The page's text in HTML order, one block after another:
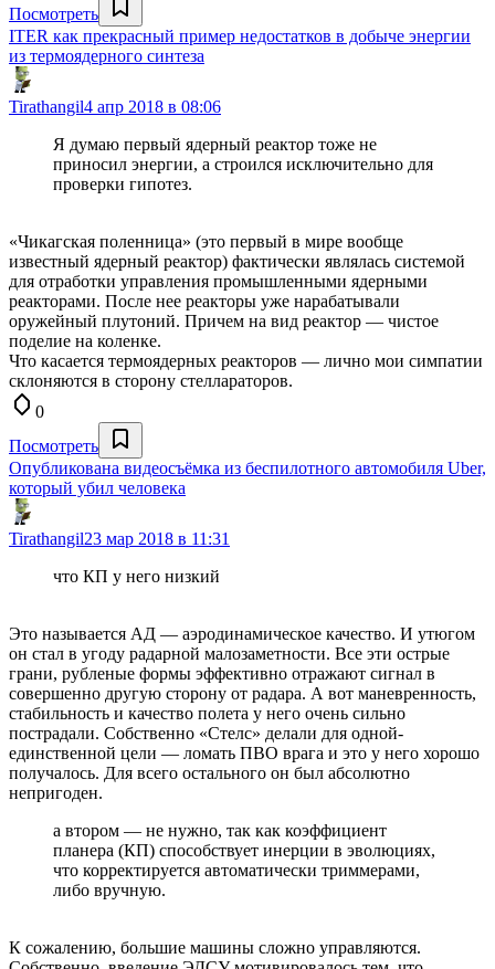
Посмотреть
ITER как прекрасный пример недостатков в добыче энергии
из термоядерного синтеза
Tirathangil4 апр 2018 в 08:06
Я думаю первый ядерный реактор тоже не
приносил энергии, а строился исключительно для
проверки гипотез.
«Чикагская поленница» (это первый в мире вообще
известный ядерный реактор) фактически являлась системой
для отработки управления промышленными ядерными
реакторами. После нее реакторы уже нарабатывали
оружейный плутоний. Причем на вид реактор — чистое
поделие на коленке.
Что касается термоядерных реакторов — лично мои симпатии
склоняются в сторону стеллараторов.
0
Посмотреть
Опубликована видеосъёмка из беспилотного автомобиля Uber,
который убил человека
Tirathangil23 мар 2018 в 11:31
что КП у него низкий
Это называется АД — аэродинамическое качество. И утюгом
он стал в угоду радарной малозаметности. Все эти острые
грани, рубленые формы эффективно отражают сигнал в
совершенно другую сторону от радара. А вот маневренность,
стабильность и качество полета у него очень сильно
пострадали. Собственно «Стелс» делали для одной-
единственной цели — ломать ПВО врага и это у него хорошо
получалось. Для всего остального он был абсолютно
непригоден.
а втором — не нужно, так как коэффициент
планера (КП) способствует инерции в эволюциях,
что корректируется автоматически триммерами,
либо вручную.
К сожалению, большие машины сложно управляются.